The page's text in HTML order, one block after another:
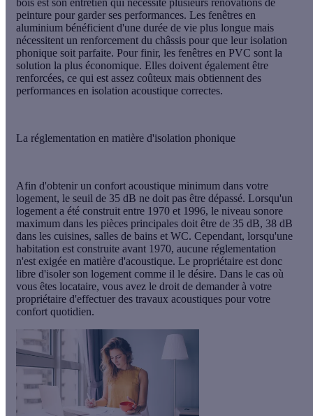
bois est son entretien qui nécessite plusieurs rénovations de
peinture pour garder ses performances. Les fenêtres en
aluminium bénéficient d'une durée de vie plus longue mais
nécessitent un renforcement du châssis pour que leur isolation
phonique soit parfaite. Pour finir, les fenêtres en PVC sont la
solution la plus économique. Elles doivent également être
renforcées, ce qui est assez coûteux mais obtiennent des
performances en isolation acoustique correctes.
La réglementation en matière d'isolation phonique
Afin d'obtenir un confort acoustique minimum dans votre
logement, le seuil de 35 dB ne doit pas être dépassé. Lorsqu'un
logement a été construit entre 1970 et 1996, le niveau sonore
maximum dans les pièces principales doit être de 35 dB, 38 dB
dans les cuisines, salles de bains et WC. Cependant, lorsqu'une
habitation est construite avant 1970, aucune réglementation
n'est exigée en matière d'acoustique. Le propriétaire est donc
libre d'isoler son logement comme il le désire. Dans le cas où
vous êtes locataire, vous avez le droit de demander à votre
propriétaire d'effectuer des travaux acoustiques pour votre
confort quotidien.